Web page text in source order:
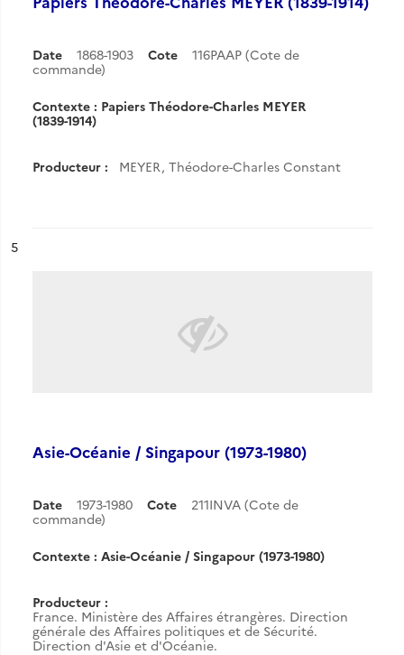
Date 1868-1903 Cote
116PAAP (Cote de
commande)
Contexte : Papiers Théodore-Charles MEYER
(1839-1914)
Producteur : MEYER, Théodore-Charles Constant
n°
5
Asie-Océanie / Singapour (1973-1980)
Date 1973-1980 Cote
211INVA (Cote de
commande)
Contexte : Asie-Océanie / Singapour (1973-1980)
Producteur :
France. Ministère des Affaires étrangères. Direction
générale des Affaires politiques et de Sécurité.
Direction d'Asie et d'Océanie.